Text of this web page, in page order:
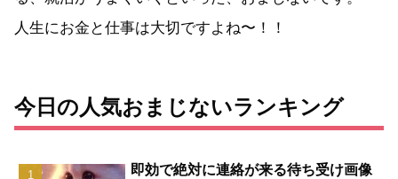
人生にお金と仕事は大切ですよね〜！！
今日の人気おまじないランキング
即効で絶対に連絡が来る待ち受け画像